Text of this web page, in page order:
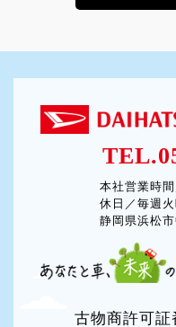
本社営業時
休日／毎週火
静岡県浜松
古物商許可証